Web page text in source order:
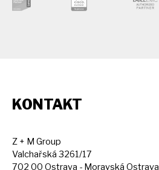
KONTAKT
Z + M Group
Valchařská 3261/17
702 00 Ostrava - Moravská Ostrava